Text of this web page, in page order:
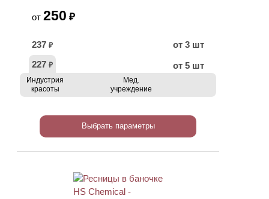
от 250 ₽
237 ₽
от 3 шт
227 ₽ от 5 шт
Индустрия
красоты
Мед.
учреждение
Выбрать параметры